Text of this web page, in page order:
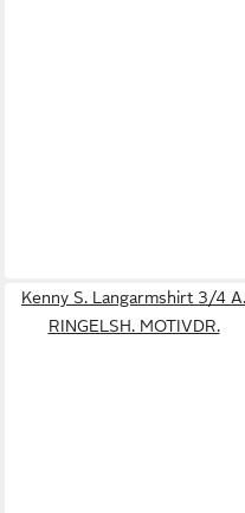
Kenny S. Langarmshirt 3/4 A.
RINGELSH. MOTIVDR.